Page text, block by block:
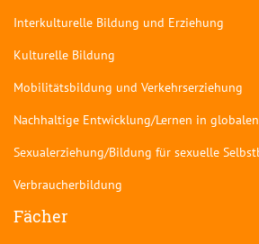
Interkulturelle Bildung und Erziehung
Kulturelle Bildung
Mobilitätsbildung und Verkehrserziehung
Nachhaltige Entwicklung/Lernen in
Sexualerziehung/Bildung für sexuelle
Verbraucherbildung
Fächer